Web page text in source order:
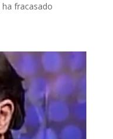
fracasado